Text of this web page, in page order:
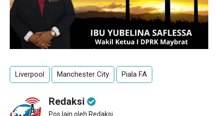
Liverpool Manchester City Piala FA
Redaksi
Pos lain oleh Redaksi